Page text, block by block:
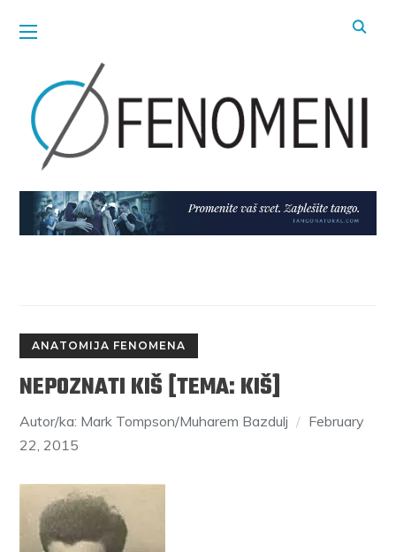
ANATOMIJA FENOMENA
NEPOZNATI KIŠ [TEMA: KIŠ]
Autor/ka: Mark Tompson/Muharem Bazdulj
February
22, 2015